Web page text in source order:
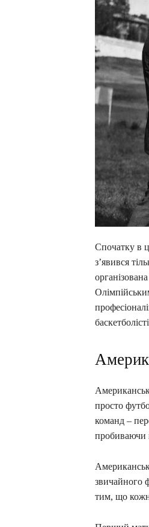
Спочатку в
з’явився
просто
команд –
пробиваючи
звичайного
тим, що